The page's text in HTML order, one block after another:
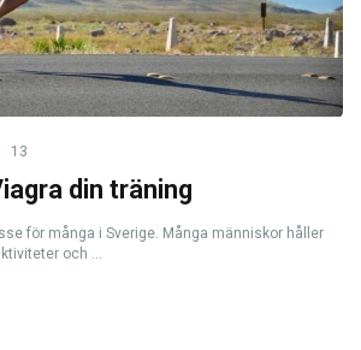
13
din träning
för många i Sverige. Många människor håller
och ...